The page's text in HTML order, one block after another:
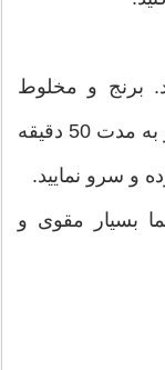
برنج و مخلوط
بلغور گندم را لا به لا در قابلمه بکشید و به مدت 50 دقیقه
و سرو نمایید.
بسیار مقوی و